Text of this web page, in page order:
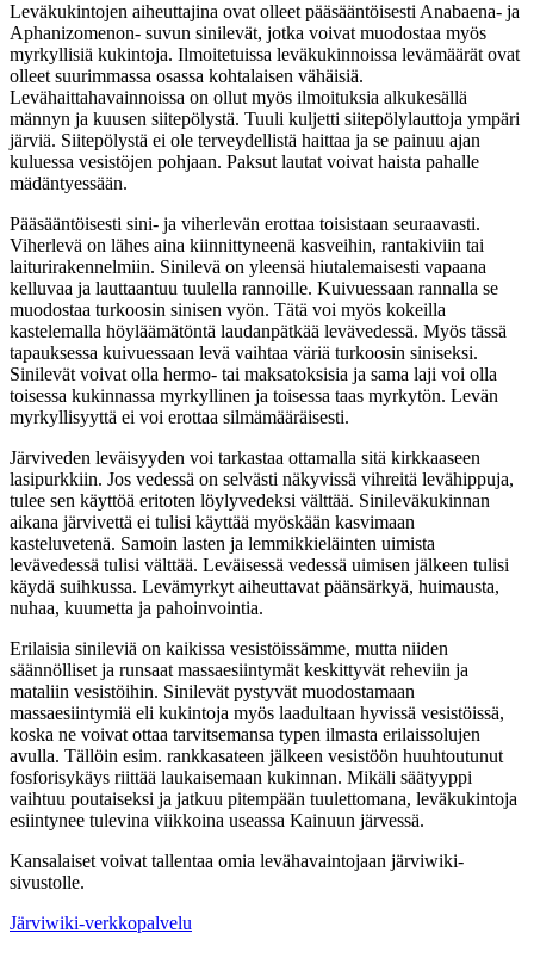
Leväkukintojen aiheuttajina ovat olleet pääsääntöisesti Anabaena- ja
Aphanizomenon- suvun sinilevät, jotka voivat muodostaa myös
myrkyllisiä kukintoja. Ilmoitetuissa leväkukinnoissa levämäärät ovat
olleet suurimmassa osassa kohtalaisen vähäisiä.
Levähaittahavainnoissa on ollut myös ilmoituksia alkukesällä
männyn ja kuusen siitepölystä. Tuuli kuljetti siitepölylauttoja ympäri
järviä. Siitepölystä ei ole terveydellistä haittaa ja se painuu ajan
kuluessa vesistöjen pohjaan. Paksut lautat voivat haista pahalle
mädäntyessään.
Pääsääntöisesti sini- ja viherlevän erottaa toisistaan seuraavasti.
Viherlevä on lähes aina kiinnittyneenä kasveihin, rantakiviin tai
laiturirakennelmiin. Sinilevä on yleensä hiutalemaisesti vapaana
kelluvaa ja lauttaantuu tuulella rannoille. Kuivuessaan rannalla se
muodostaa turkoosin sinisen vyön. Tätä voi myös kokeilla
kastelemalla höyläämätöntä laudanpätkää levävedessä. Myös tässä
tapauksessa kuivuessaan levä vaihtaa väriä turkoosin siniseksi.
Sinilevät voivat olla hermo- tai maksatoksisia ja sama laji voi olla
toisessa kukinnassa myrkyllinen ja toisessa taas myrkytön. Levän
myrkyllisyyttä ei voi erottaa silmämääräisesti.
Järviveden leväisyyden voi tarkastaa ottamalla sitä kirkkaaseen
lasipurkkiin. Jos vedessä on selvästi näkyvissä vihreitä levähippuja,
tulee sen käyttöä eritoten löylyvedeksi välttää. Sinileväkukinnan
aikana järvivettä ei tulisi käyttää myöskään kasvimaan
kasteluvetenä. Samoin lasten ja lemmikkieläinten uimista
levävedessä tulisi välttää. Leväisessä vedessä uimisen jälkeen tulisi
käydä suihkussa. Levämyrkyt aiheuttavat päänsärkyä, huimausta,
nuhaa, kuumetta ja pahoinvointia.
Erilaisia sinileviä on kaikissa vesistöissämme, mutta niiden
säännölliset ja runsaat massaesiintymät keskittyvät reheviin ja
mataliin vesistöihin. Sinilevät pystyvät muodostamaan
massaesiintymiä eli kukintoja myös laadultaan hyvissä vesistöissä,
koska ne voivat ottaa tarvitsemansa typen ilmasta erilaissolujen
avulla. Tällöin esim. rankkasateen jälkeen vesistöön huuhtoutunut
fosforisykäys riittää laukaisemaan kukinnan. Mikäli säätyyppi
vaihtuu poutaiseksi ja jatkuu pitempään tuulettomana, leväkukintoja
esiintynee tulevina viikkoina useassa Kainuun järvessä.
Kansalaiset voivat tallentaa omia levähavaintojaan järviwiki-
sivustolle.
Järviwiki-verkkopalvelu